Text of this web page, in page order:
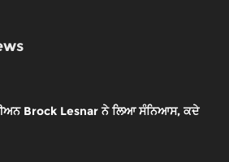
Brock Lesnar ਨੇ ਲਿਆ ਸੰਨਿਆਸ, ਕਦੇ